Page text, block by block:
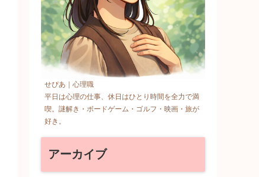
せぴあ｜心理職
平日は心理の仕事、休日はひとり時間を全力で満
喫。謎解き・ボードゲーム・ゴルフ・映画・旅が
好き。
アーカイブ